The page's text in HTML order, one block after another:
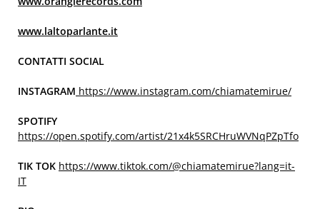
www.laltoparlante.it
CONTATTI SOCIAL
INSTAGRAM https://www.instagram.com/chiamatemirue/
SPOTIFY
https://open.spotify.com/artist/21x4k5SRCHruWVNqPZpTfo
TIK TOK https://www.tiktok.com/@chiamatemirue?lang=it-
IT